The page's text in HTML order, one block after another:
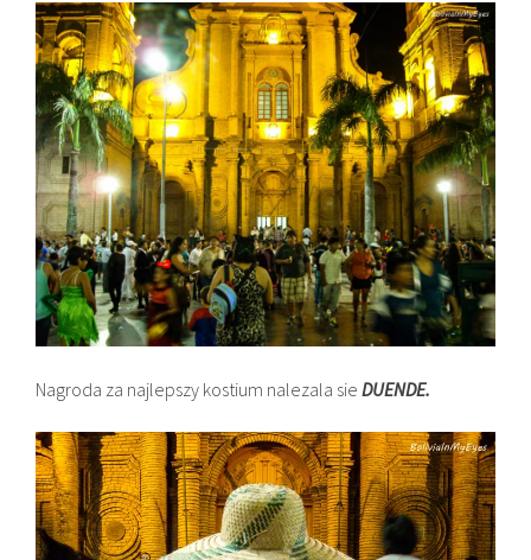
Nagroda za najlepszy kostium nalezala sieDUENDE.